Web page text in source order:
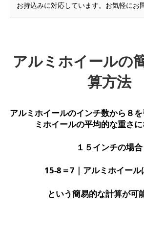
お持込みに対応しています。お気軽にお
アルミホイールの
算方法
アルミホイールのインチ数から ８
ミホイールの平均的な重さに
１５インチの場合
15-8＝7｜アルミホイール
という簡易的な計算が可